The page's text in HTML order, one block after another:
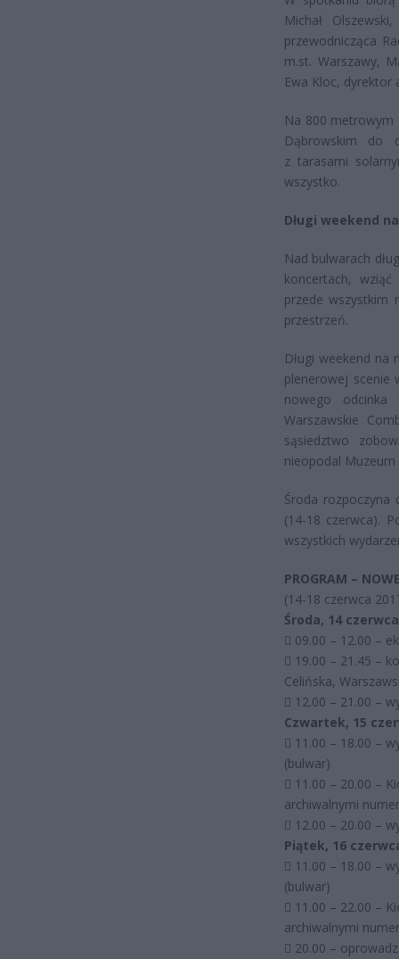
Michał
przewodnicząca
m.st. Warszawy,
Ewa Kloc, dyrektor
Na 800 metrowym
Dąbrowskim do
z tarasami
wszystko.
Długi weekend
Nad bulwarach
koncertach,
przede wszystkim
przestrzeń.
Długi weekend
plenerowej scenie
nowego odcinka
Warszawskie
sąsiedztwo
nieopodal Muzeum
Środa rozpoczyna
(14-18 czerwca).
wszystkich
PROGRAM –
(14-18 czerwca
Środa, 14 czerwca
 09.00 – 12.00 –
 19.00 – 21.45 –
Celińska,
 12.00 – 21.00 –
Czwartek, 15
 11.00 – 18.00 –
(bulwar)
 11.00 – 20.00 –
archiwalnymi
 12.00 – 20.00 –
Piątek, 16
 11.00 – 18.00 –
(bulwar)
 11.00 – 22.00 –
archiwalnymi
 20.00 –